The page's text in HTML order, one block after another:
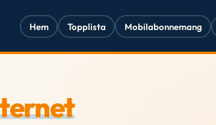
Hem Topplista Mobilabonnemang